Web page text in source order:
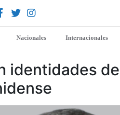
Nacionales Internacionales
identidades